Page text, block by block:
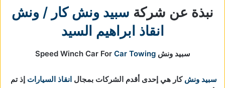
نبذة عن شركة سبيد ونش كار / ونش
انقاذ ابراهيم السيد
سبيد ونش Speed Winch Car ForCar Towing
سبيد ونش كار هي إحدى أقدم الشركات بمجال انقاذ السيارات إذ تم